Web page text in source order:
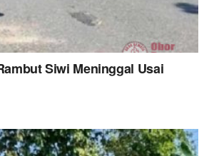
Siwi Meninggal Usai